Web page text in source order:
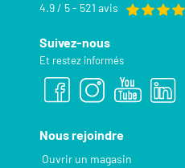
4.9 / 5 - 521 avis
Suivez-nous
Et restez informés
Nous rejoindre
Ouvrir un magasin